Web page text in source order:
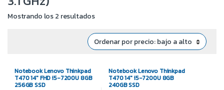
Mostrando los 2 resultados
Notebook Lenovo Thinkpad
T470 14″ FHD i5-7200U 8GB
256GB SSD
Notebook Lenovo Thinkpad
T470 14″ i5-7200U 8GB
240GB SSD